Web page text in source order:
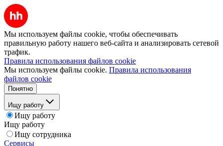
Мы используем файлы cookie, чтобы обеспечивать
правильную работу нашего веб-сайта и анализировать сетевой
трафик.
Правила использования файлов cookie
Мы используем файлы cookie. Правила использования
файлов cookie
Понятно
Ищу работу
Ищу работу
Ищу работу
Ищу сотрудника
Сервисы